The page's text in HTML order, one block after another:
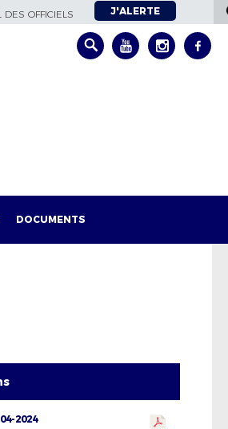
DES OFFICIELS J'ALERTE
DOCUMENTS
2024